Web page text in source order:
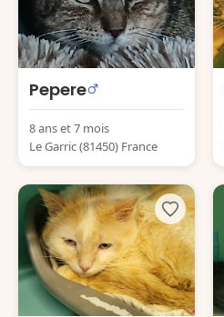
Pepere
8 ans et 7 mois
Le Garric (81450) France